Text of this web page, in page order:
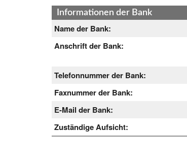
Informationen der Bank
Name der Bank:
Anschrift der Bank:
Telefonnummer der Bank:
Faxnummer der Bank:
E-Mail der Bank:
Zuständige Aufsicht: